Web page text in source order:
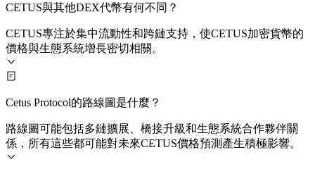
CETUS與其他DEX代幣有何不同？
CETUS專注於集中流動性和跨鏈支持，使CETUS加密貨幣的
價格與生態系統增長密切相關。
Cetus Protocol的路線圖是什麼？
路線圖可能包括多鏈擴展、橋接升級和生態系統合作夥伴關
係，所有這些都可能對未來CETUS價格預測產生積極影響。